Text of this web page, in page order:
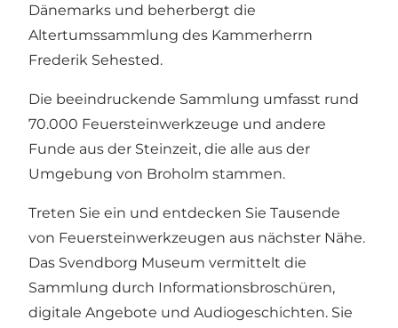
Dänemarks und beherbergt die
Altertumssammlung des Kammerherrn
Frederik Sehested.
Die beeindruckende Sammlung umfasst rund
70.000 Feuersteinwerkzeuge und andere
Funde aus der Steinzeit, die alle aus der
Umgebung von Broholm stammen.
Treten Sie ein und entdecken Sie Tausende
von Feuersteinwerkzeugen aus nächster Nähe.
Das Svendborg Museum vermittelt die
Sammlung durch Informationsbroschüren,
digitale Angebote und Audiogeschichten. Sie